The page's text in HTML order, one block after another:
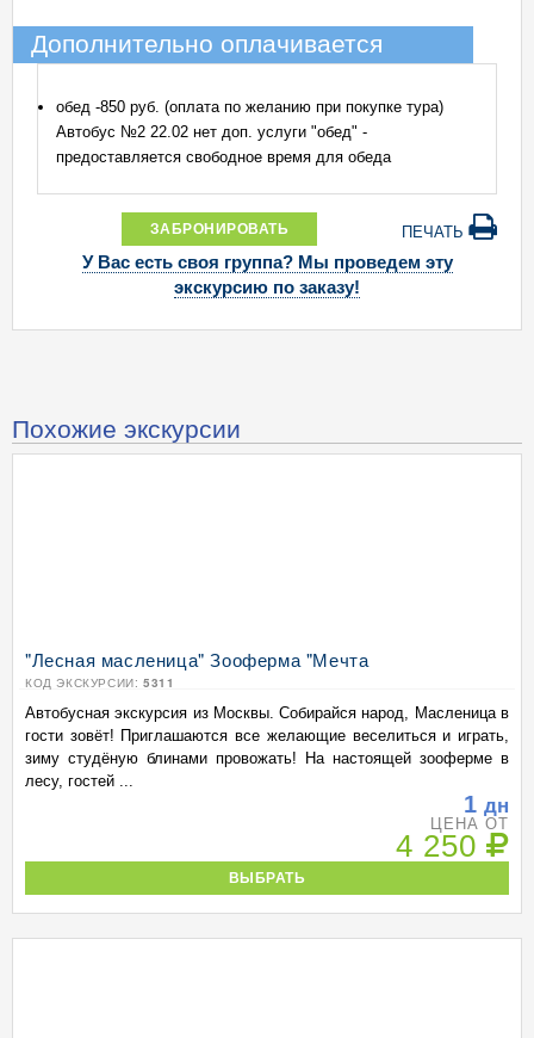
Дополнительно оплачивается
обед -850 руб. (оплата по желанию при покупке тура)
Автобус №2 22.02 нет доп. услуги "обед" -
предоставляется свободное время для обеда
ЗАБРОНИРОВАТЬ ПЕЧАТЬ
У Вас есть своя группа? Мы проведем эту
экскурсию по заказу!
Похожие экскурсии
"Лесная масленица" Зооферма "Мечта
КОД ЭКСКУРСИИ: 5311
Автобусная экскурсия из Москвы. Собирайся народ, Масленица в
гости зовёт! Приглашаются все желающие веселиться и играть,
зиму студёную блинами провожать! На настоящей зооферме в
лесу, гостей ...
1 дн
ЦЕНА ОТ
4 250
ВЫБРАТЬ